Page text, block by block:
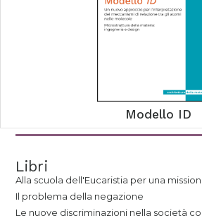
Modello ID
Libri
Alla scuola dell'Eucaristia per una
Il problema della negazione
Le nuove discriminazioni nella società